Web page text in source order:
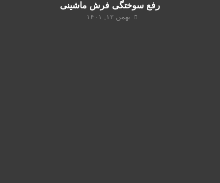
رفع سوختگی فرش ماشینی
بهمن ۱۲, ۱۴۰۱